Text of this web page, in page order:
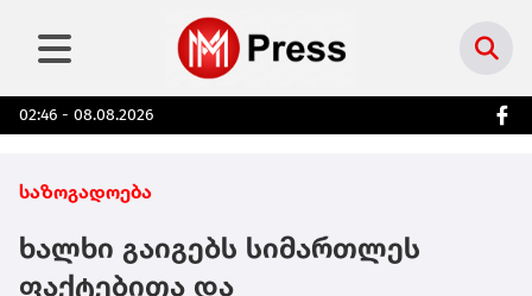
02:46 - 08.08.2026
საზოგადოება
ხალხი გაიგებს სიმართლეს
ფაქტებითა და